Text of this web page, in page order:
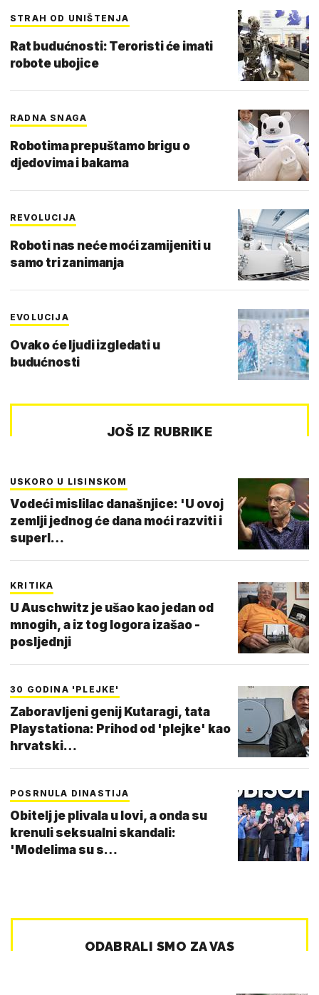
STRAH OD UNIŠTENJA
Rat budućnosti: Teroristi će imati
robote ubojice
RADNA SNAGA
Robotima prepuštamo brigu o
djedovima i bakama
REVOLUCIJA
Roboti nas neće moći zamijeniti u
samo tri zanimanja
EVOLUCIJA
Ovako će ljudi izgledati u
budućnosti
JOŠ IZ RUBRIKE
USKORO U LISINSKOM
Vodeći mislilac današnjice: 'U ovoj
zemlji jednog će dana moći razviti i
superl…
KRITIKA
U Auschwitz je ušao kao jedan od
mnogih, a iz tog logora izašao -
posljednji
30 GODINA 'PLEJKE'
Zaboravljeni genij Kutaragi, tata
Playstationa: Prihod od 'plejke' kao
hrvatski…
POSRNULA DINASTIJA
Obitelj je plivala u lovi, a onda su
krenuli seksualni skandali:
'Modelima su s…